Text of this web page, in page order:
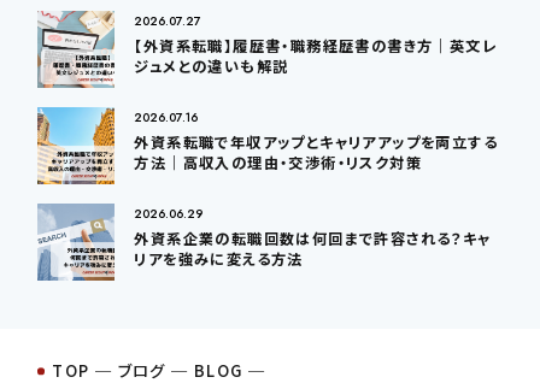
2026.07.27
【外資系転職】履歴書・職務経歴書の書き方｜英文レ
ジュメとの違いも解説
2026.07.16
外資系転職で年収アップとキャリアアップを両立する
方法｜高収入の理由・交渉術・リスク対策
2026.06.29
外資系企業の転職回数は何回まで許容される？キャ
リアを強みに変える方法
TOP ─ ブログ ─ BLOG ─